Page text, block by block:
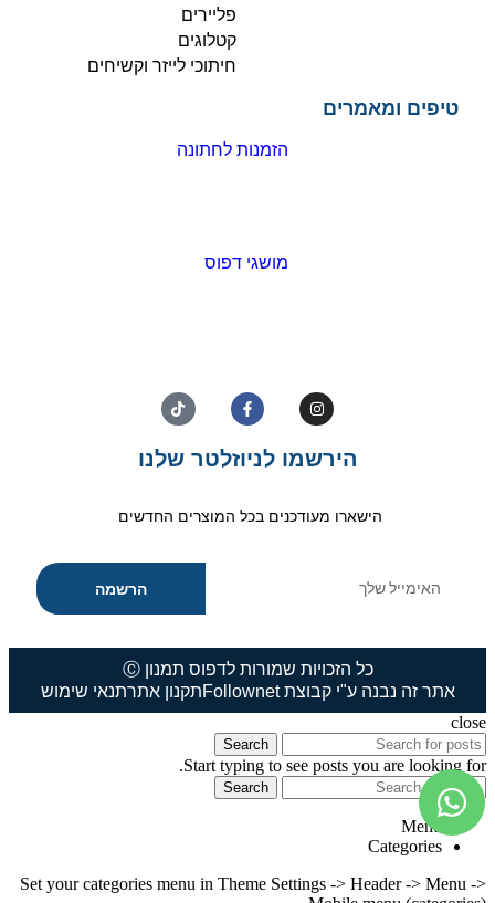
פליירים
קטלוגים
חיתוכי לייזר וקשיחים
טיפים ומאמרים
הזמנות לחתונה
מושגי דפוס
הירשמו לניוזלטר שלנו
הישארו מעודכנים בכל המוצרים החדשים
הרשמה
כל הזכויות שמורות לדפוס תמנון Ⓒ
אתר זה נבנה ע"י קבוצת Follownet
תקנון אתרתנאי שימוש
close
Search
Start typing to see posts you are looking for.
Search
Menu
Categories
Set your categories menu in Theme Settings -> Header -> Menu ->